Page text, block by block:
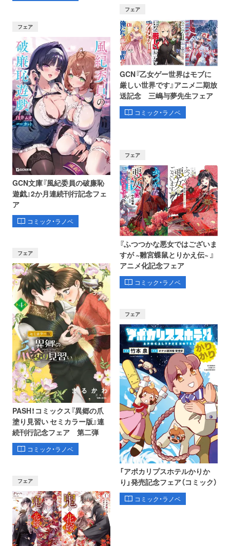
フェア
GCN文庫『風紀委員の破廉恥
遊戯』2か月連続刊行記念フェ
ア
コミック・ラノベ
フェア
GCN『乙女ゲー世界はモブに
厳しい世界です』アニメ二期放
送記念 三嶋与夢先生フェア
コミック・ラノベ
フェア
PASH！コミックス『異郷の爪
塗り見習い セミカラー版』連
続刊行記念フェア 第二弾
コミック・ラノベ
フェア
『ふつつかな悪女ではございま
すが ~雛宮蝶鼠とりかえ伝~ 』
アニメ化記念フェア
コミック・ラノベ
フェア
フェア
「アポカリプスホテルかりか
り」発売記念フェア（コミック）
コミック・ラノベ